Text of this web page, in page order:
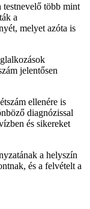
több mint
a
melyet azóta is
jelentősen
ellenére is
diagnózissal
és sikereket
a helyszín
és a felvételt a